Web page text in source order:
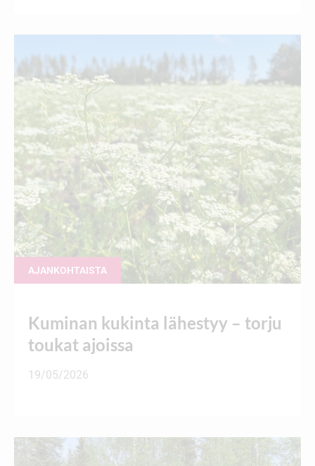
AJANKOHTAISTA
Kuminan kukinta lähestyy – torju
toukat ajoissa
19/05/2026